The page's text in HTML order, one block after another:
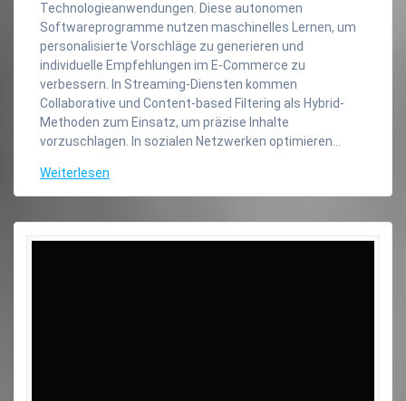
Technologieanwendungen. Diese autonomen
Softwareprogramme nutzen maschinelles Lernen, um
personalisierte Vorschläge zu generieren und
individuelle Empfehlungen im E-Commerce zu
verbessern. In Streaming-Diensten kommen
Collaborative und Content-based Filtering als Hybrid-
Methoden zum Einsatz, um präzise Inhalte
vorzuschlagen. In sozialen Netzwerken optimieren…
Weiterlesen